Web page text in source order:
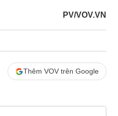
PV/VOV.VN
Thêm VOV trên Google